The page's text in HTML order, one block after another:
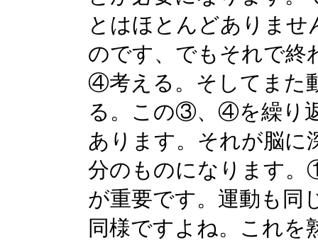
とはほとんどありませ
のです、でもそれで終
④考える。そしてまた
る。この③、④を繰り
あります。それが脳に
分のものになります
が重要です。運動も同
同様ですよね。これを